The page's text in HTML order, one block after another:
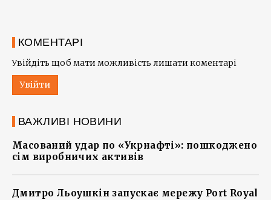
КОМЕНТАРІ
Увійдіть щоб мати можливість лишати коментарі
Увійти
ВАЖЛИВІ НОВИНИ
Масований удар по «Укрнафті»: пошкоджено
сім виробничих активів
Дмитро Льоушкін запускає мережу Port Royal